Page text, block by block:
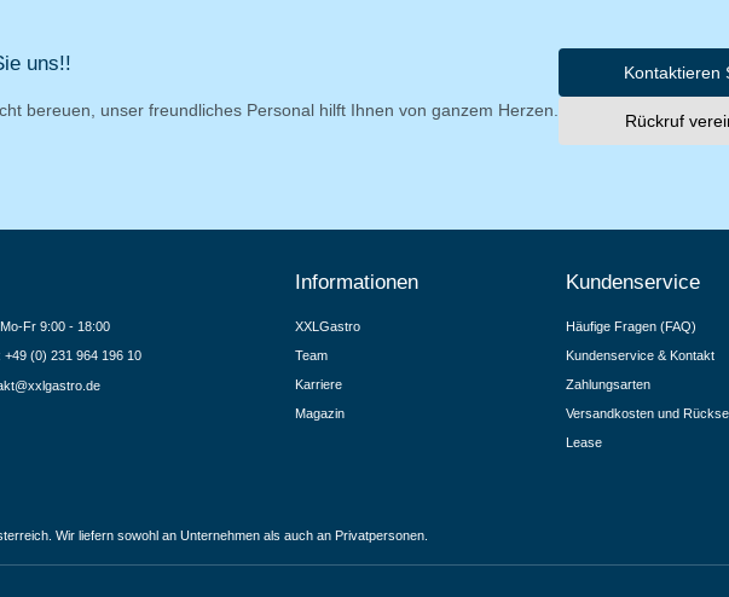
uns!!
bereuen, unser freundliches Personal hilft Ihnen von ganzem Herzen.
Kontaktieren
Rückruf
Fr 9:00 - 18:00
+49 (0) 231 964 196 10
Informationen
XXLGastro
Team
Karriere
Magazin
Kundenservice
Häufige Fragen (FAQ)
Kundenservice & Kontakt
Zahlungsarten
Versandkosten und
Lease
Wir liefern sowohl an Unternehmen als auch an Privatpersonen.